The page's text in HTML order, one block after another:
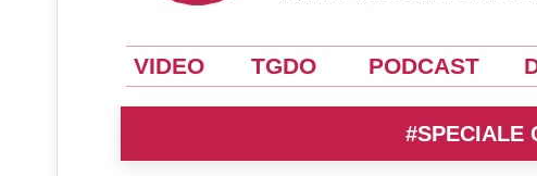
VIDEO TGDO PODCAST
#SPECIALE